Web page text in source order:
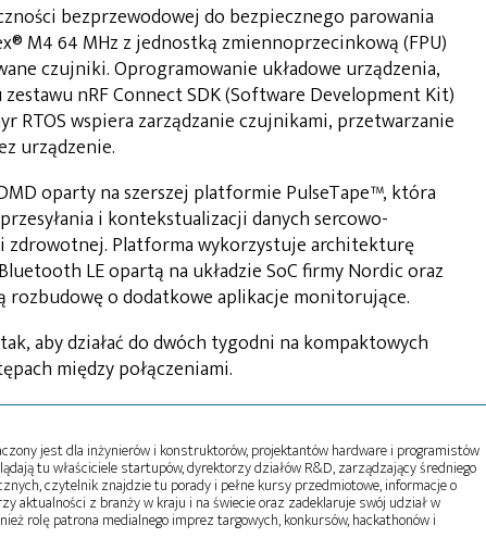
bezprzewodowej do bezpiecznego parowania
M4 64 MHz z jednostką zmiennoprzecinkową (FPU)
czujniki. Oprogramowanie układowe urządzenia,
nRF Connect SDK (Software Development Kit)
RTOS wspiera zarządzanie czujnikami, przetwarzanie
urządzenie.
oparty na szerszej platformie PulseTape™, która
i kontekstualizacji danych sercowo-
zdrowotnej. Platforma wykorzystuje architekturę
LE opartą na układzie SoC firmy Nordic oraz
rozbudowę o dodatkowe aplikacje monitorujące.
aby działać do dwóch tygodni na kompaktowych
między połączeniami.
jest dla inżynierów i konstruktorów, projektantów hardware i programistów
tu właściciele startupów, dyrektorzy działów R&D, zarządzający średniego
czytelnik znajdzie tu porady i pełne kursy przedmiotowe, informacje o
aktualności z branży w kraju i na świecie oraz zadeklaruje swój udział w
rolę patrona medialnego imprez targowych, konkursów, hackathonów i